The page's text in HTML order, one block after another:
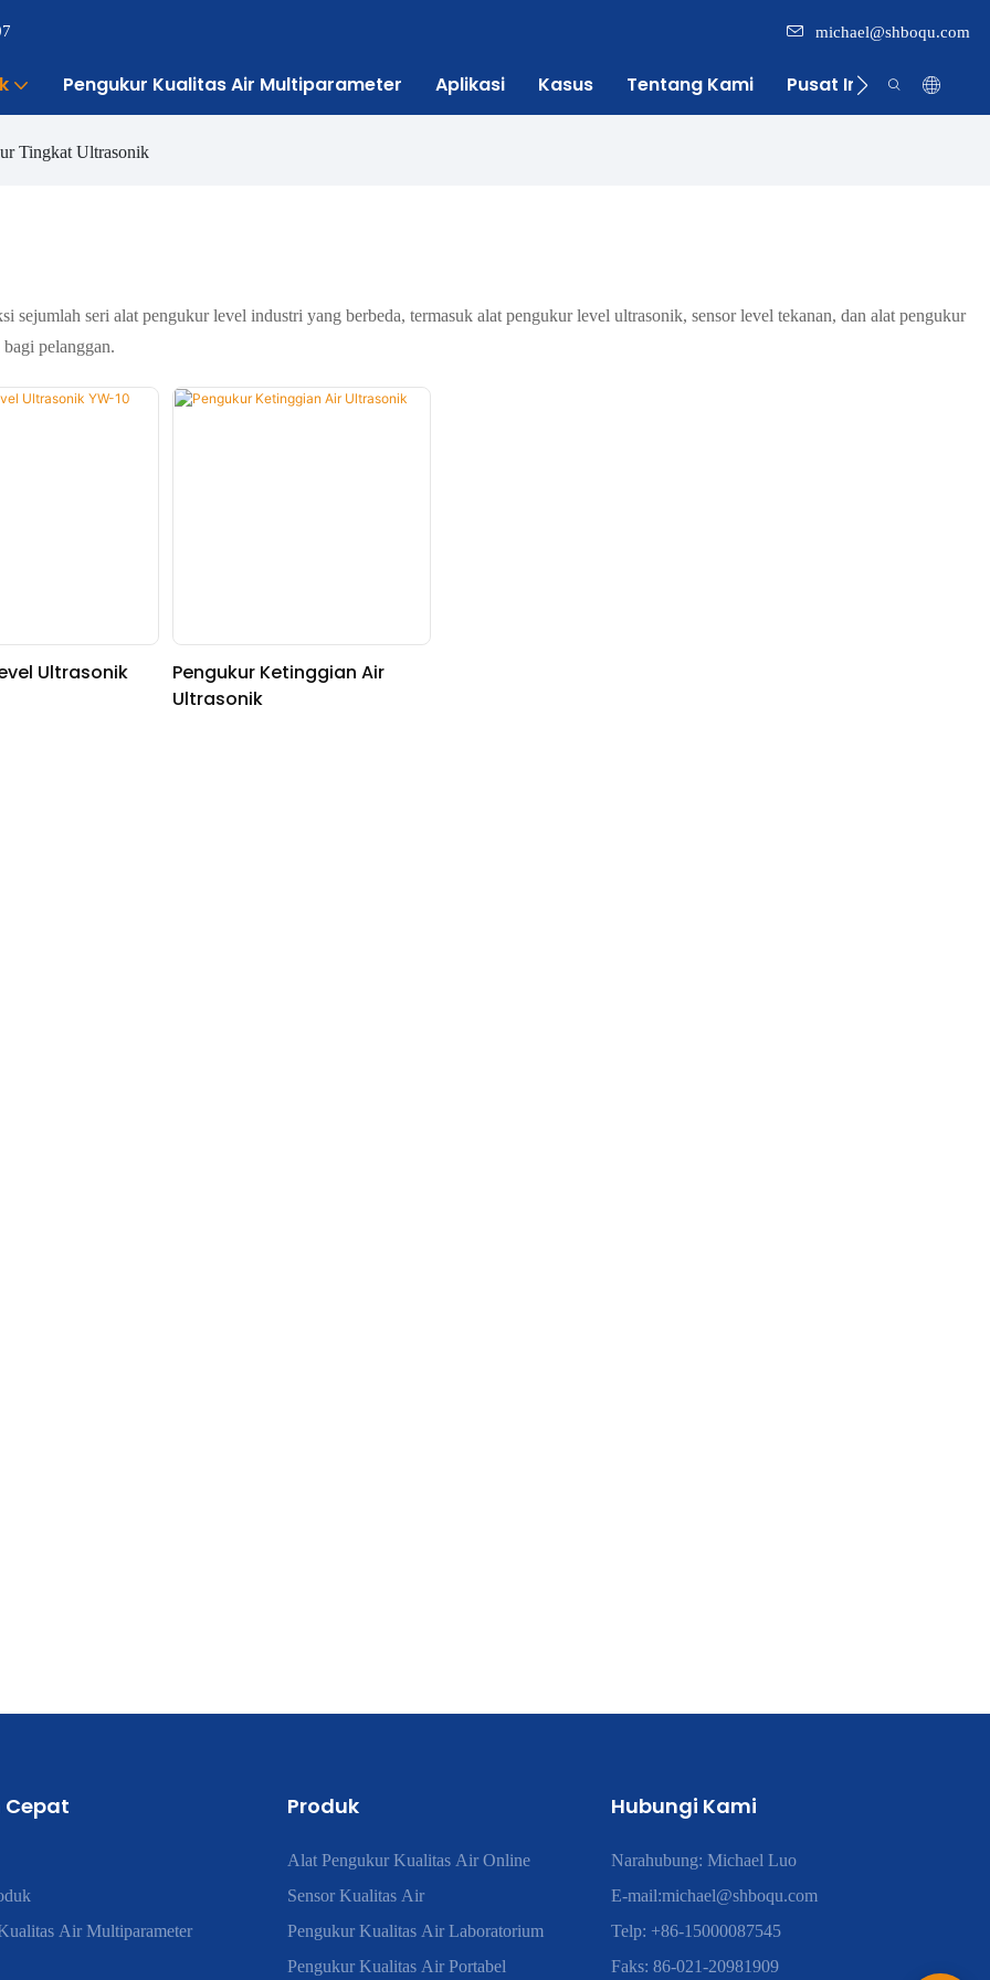
michael@shboqu.com
Pengukur Kualitas Air Multiparameter Aplikasi Kasus Tentang Kami Pusat Informasi
Tingkat Ultrasonik
seri alat pengukur level industri yang berbeda, termasuk alat pengukur level ultrasonik, sensor level tekanan, dan alat pengukur
pelanggan.
Ultrasonik
Pengukur Ketinggian Air
Ultrasonik
Air Multiparameter
Produk
Alat Pengukur Kualitas Air Online
Sensor Kualitas Air
Pengukur Kualitas Air Laboratorium
Pengukur Kualitas Air Portabel
Hubungi Kami
Narahubung: Michael Luo
E-mail:michael@shboqu.com
Telp: +86-15000087545
Faks: 86-021-20981909